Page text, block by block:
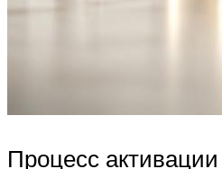
Процесс